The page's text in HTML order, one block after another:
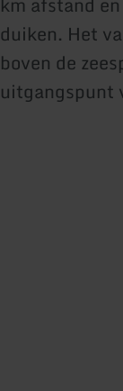
duiken. Het
boven de
uitgangspunt